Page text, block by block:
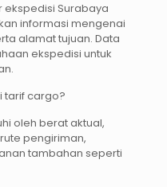
Surabaya
informasi mengenai
alamat tujuan. Data
ekspedisi untuk
tarif cargo?
oleh berat aktual,
pengiriman,
tambahan seperti